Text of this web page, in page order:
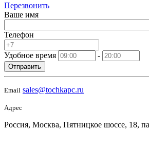
Перезвонить
Ваше имя
Телефон
Удобное время -
Отправить
Email sales@tochkapc.ru
Адрес
Россия, Москва, Пятницкое шоссе, 18,